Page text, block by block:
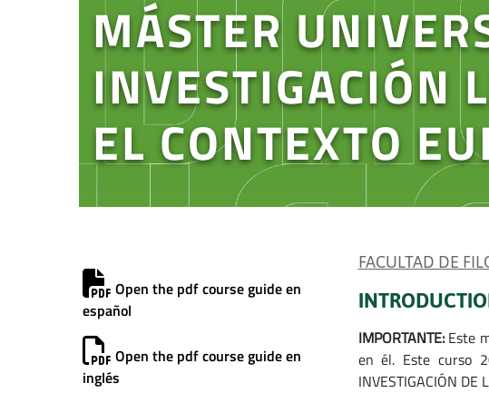
MÁSTER
INVESTIGACIÓN
EL CONTEXTO
Open the pdf course guide en
español
Open the pdf course guide en
inglés
FACULTAD DE
IMPORTANTE: Este
en él. Este curso
INVESTIGACIÓN